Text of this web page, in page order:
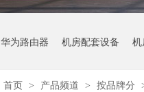
华为路由器 机房配套设备
首页 > 产品频道 > 按品牌分